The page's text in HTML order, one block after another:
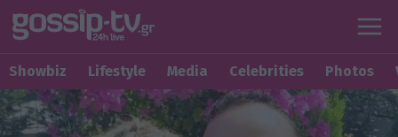
Showbiz Lifestyle Media Celebrities Photos